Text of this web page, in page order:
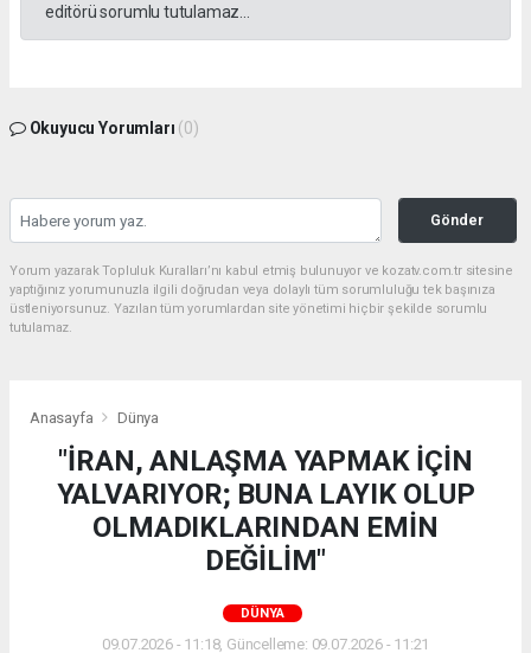
editörü sorumlu tutulamaz...
Okuyucu Yorumları (0)
Gönder
Yorum yazarak Topluluk Kuralları’nı kabul etmiş bulunuyor ve kozatv.com.tr sitesine
yaptığınız yorumunuzla ilgili doğrudan veya dolaylı tüm sorumluluğu tek başınıza
üstleniyorsunuz. Yazılan tüm yorumlardan site yönetimi hiçbir şekilde sorumlu
tutulamaz.
Anasayfa Dünya
"İRAN, ANLAŞMA YAPMAK İÇİN
YALVARIYOR; BUNA LAYIK OLUP
OLMADIKLARINDAN EMİN
DEĞİLİM"
DÜNYA
09.07.2026 - 11:18, Güncelleme: 09.07.2026 - 11:21